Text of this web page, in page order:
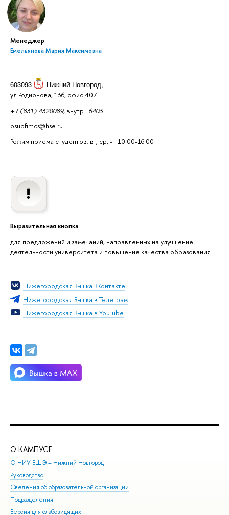
Менеджер
Емельянова Мария Максимовна
603093 Нижний Новгород,
ул.Родионова, 136, офис 407
+7 (831) 4320089, внутр.: 6403
osupfimcs@hse.ru
Режим приема студентов: вт, ср, чт 10:00-16:00
Выразительная кнопка
для предложений и замечаний, направленных на улучшение
деятельности университета и повышение качества образования
Нижегородская Вышка ВКонтакте
Нижегородская Вышка в Телеграм
Нижегородская Вышка в YouTube
О КАМПУСЕ
О НИУ ВШЭ – Нижний Новгород
Руководство
Сведения об образовательной организации
Подразделения
Версия для слабовидящих